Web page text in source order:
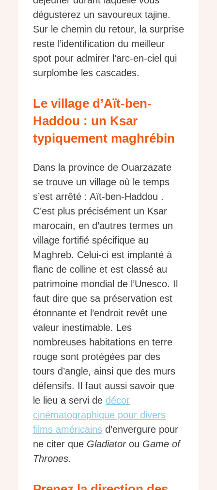
dégusterez un savoureux tajine.
Sur le chemin du retour, la surprise
reste l’identification du meilleur
spot pour admirer l’arc-en-ciel qui
surplombe les cascades.
Le village d’Aït-ben-
Haddou : un Ksar
typiquement maghrébin
Dans la province de Ouarzazate
se trouve un village où le temps
s’est arrêté : Aït-ben-Haddou .
C’est plus précisément un Ksar
marocain, en d’autres termes un
village fortifié spécifique au
Maghreb. Celui-ci est implanté à
flanc de colline et est classé au
patrimoine mondial de l’Unesco. Il
faut dire que sa préservation est
étonnante et l’endroit revêt une
valeur inestimable. Les
nombreuses habitations en terre
rouge sont protégées par des
tours d’angle, ainsi que des murs
défensifs. Il faut aussi savoir que
le lieu a servi de décor
cinématographique pour divers
films américains d’envergure pour
ne citer que Gladiatorou Game of
Thrones.